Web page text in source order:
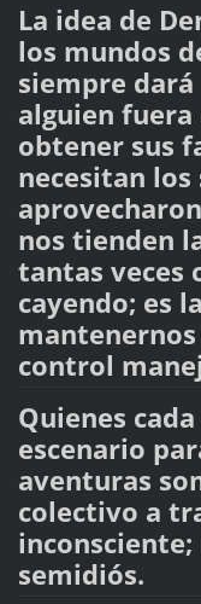
La idea de
los mundos
siempre dará
alguien
obtener sus
necesitan los
nos tienden
tantas veces
cayendo; es
control
Quienes
escenario
aventuras
colectivo a
semidiós.